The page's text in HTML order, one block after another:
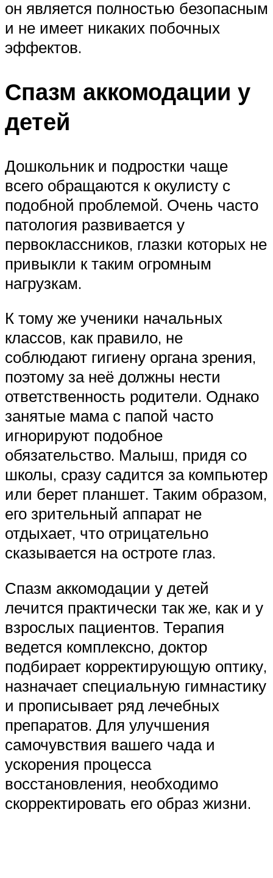
он является полностью безопасным
и не имеет никаких побочных
эффектов.
Спазм аккомодации у
детей
Дошкольник и подростки чаще
всего обращаются к окулисту с
подобной проблемой. Очень часто
патология развивается у
первоклассников, глазки которых не
привыкли к таким огромным
нагрузкам.
К тому же ученики начальных
классов, как правило, не
соблюдают гигиену органа зрения,
поэтому за неё должны нести
ответственность родители. Однако
занятые мама с папой часто
игнорируют подобное
обязательство. Малыш, придя со
школы, сразу садится за компьютер
или берет планшет. Таким образом,
его зрительный аппарат не
отдыхает, что отрицательно
сказывается на остроте глаз.
Спазм аккомодации у детей
лечится практически так же, как и у
взрослых пациентов. Терапия
ведется комплексно, доктор
подбирает корректирующую оптику,
назначает специальную гимнастику
и прописывает ряд лечебных
препаратов. Для улучшения
самочувствия вашего чада и
ускорения процесса
восстановления, необходимо
скорректировать его образ жизни.